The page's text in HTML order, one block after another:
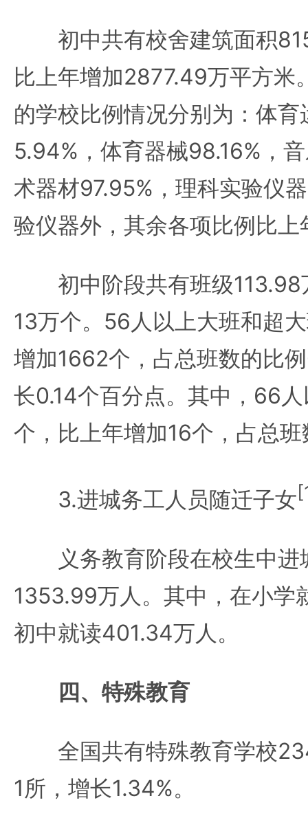
初中共有校舍建筑面积
比上年增加2877.49万平方米
的学校比例情况分别为：体
5.94%，体育器械98.16%，
术器材97.95%，理科实验仪
验仪器外，其余各项比例比上
初中阶段共有班级113.98
13万个。56人以上大班和超
增加1662个，占总班数的比
长0.14个百分点。其中，66
个，比上年增加16个，占总
3.进城务工人员随迁子女
义务教育阶段在校生中进
1353.99万人。其中，在小学
初中就读401.34万人。
四、特殊教育
全国共有特殊教育学校
1所，增长1.34%。